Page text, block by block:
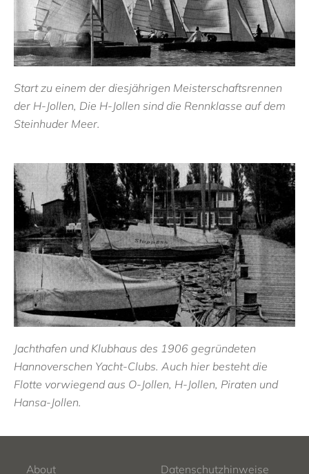
Start zu einem der diesjährigen Meisterschaftsrennen
der H-Jollen, Die H-Jollen sind die Rennklasse auf dem
Steinhuder Meer.
Jachthafen und Klubhaus des 1906 gegründeten
Hannoverschen Yacht-Clubs. Auch hier besteht die
Flotte vorwiegend aus O-Jollen, H-Jollen, Piraten und
Hansa-Jollen.
About Datenschutzhinweise